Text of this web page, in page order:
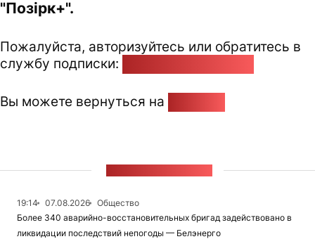
"Позірк+".
Пожалуйста, авторизуйтесь или обратитесь в
службу подписки:
Вы можете вернуться на
19:14 07.08.2026
Общество
Более 340 аварийно-восстановительных бригад задействовано в
ликвидации последствий непогоды — Белэнерго